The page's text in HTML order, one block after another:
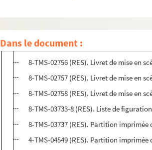
Dans le document :
Jules Massenet. Hérodiade : opéra en 4
4-TMS-03697 (RES). Livret de mise en
8-TMS-02756 (RES). Livret de mise en
8-TMS-02757 (RES). Livret de mise en
8-TMS-02758 (RES). Livret de mise en
8-TMS-03733-8 (RES). Liste de figuration
8-TMS-03737 (RES). Partition imprimée
4-TMS-04549 (RES). Partition